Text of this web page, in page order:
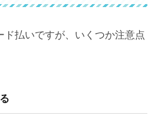
払いですが、いくつか注意点